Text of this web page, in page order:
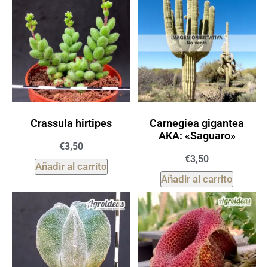
Crassula hirtipes
€3,50
Añadir al carrito
Carnegiea gigantea
AKA: «Saguaro»
€3,50
Añadir al carrito